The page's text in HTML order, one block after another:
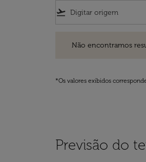
flight_takeoff
Não encontramos
*Os valores exibidos
Previsão do